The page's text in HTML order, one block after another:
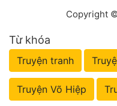
Copyright
Từ khóa
Truyện tranh
Truyện Võ Hiệp